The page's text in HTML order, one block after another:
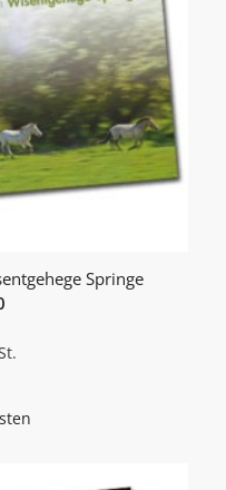
Springe